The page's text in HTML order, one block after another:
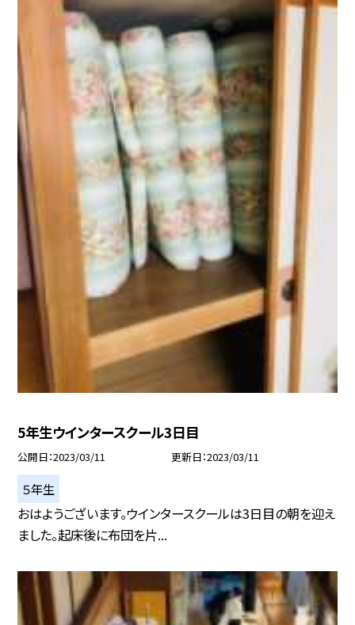
5年生ウインタースクール3日目
公開日 2023/03/11 更新日 2023/03/11
５年生
おはようございます。ウインタースクールは3日目の朝を迎え
ました。起床後に布団を片...